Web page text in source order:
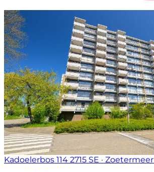
Kadoelerbos 114 2715 SE · Zoetermeer